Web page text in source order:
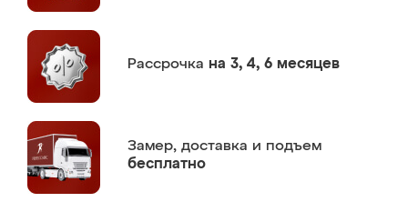
Рассрочка на 3, 4, 6 месяцев
Замер, доставка и подъем
бесплатно